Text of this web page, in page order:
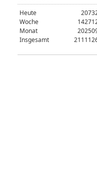
Heute
Woche
Monat
Insgesamt